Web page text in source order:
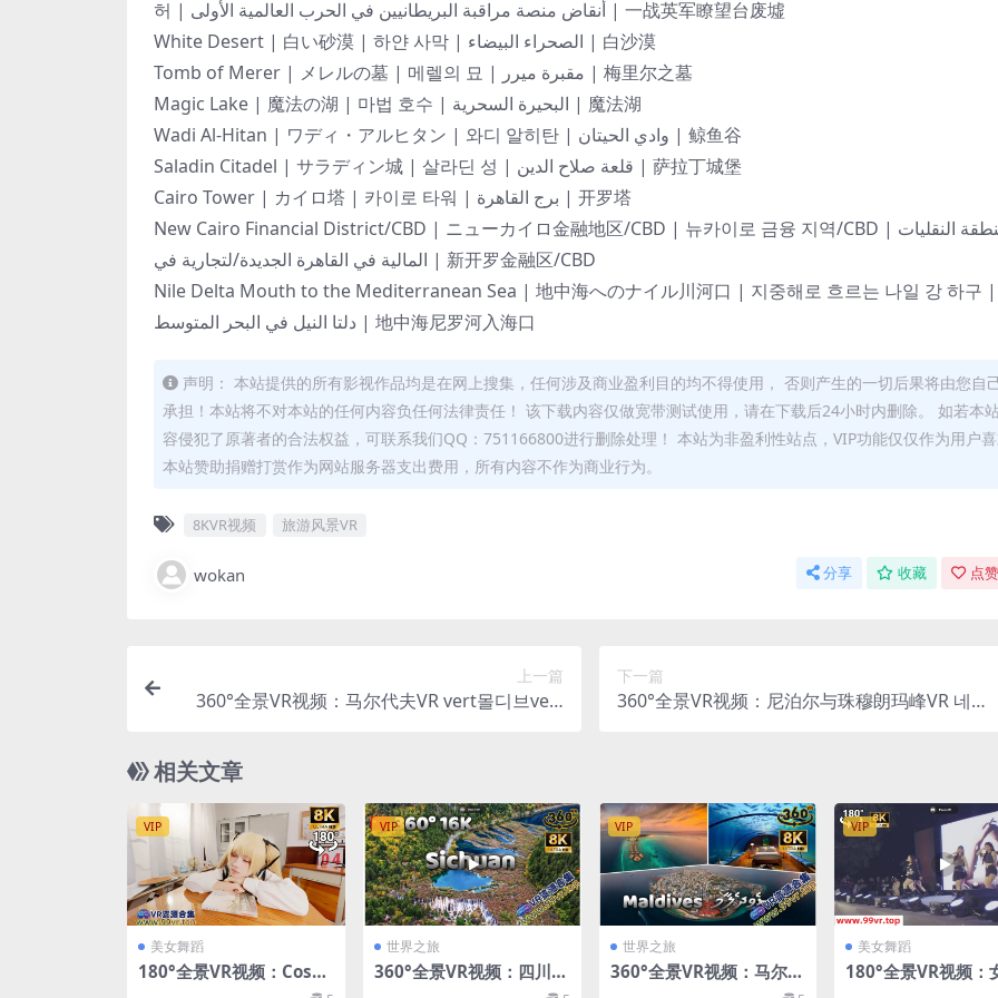
허 | أنقاض منصة مراقبة البريطانيين في الحرب العالمية الأولى | 一战英军瞭望台废墟
White Desert | 白い砂漠 | 하얀 사막 | الصحراء البيضاء | 白沙漠
Tomb of Merer | メレルの墓 | 메렐의 묘 | مقبرة ميرر | 梅里尔之墓
Magic Lake | 魔法の湖 | 마법 호수 | البحيرة السحرية | 魔法湖
Wadi Al-Hitan | ワディ・アルヒタン | 와디 알히탄 | وادي الحيتان | 鲸鱼谷
Saladin Citadel | サラディン城 | 살라딘 성 | قلعة صلاح الدين | 萨拉丁城堡
Cairo Tower | カイロ塔 | 카이로 타워 | برج القاهرة | 开罗塔
New Cairo Financial District/CBD | ニューカイロ金融地区/CBD | 뉴카이로 금융 지역/CBD | منطقة النقليات
المالية في القاهرة الجديدة/لتجارية في | 新开罗金融区/CBD
Nile Delta Mouth to the Mediterranean Sea | 地中海へのナイル川河口 | 지중해로 흐르는 나일 강 하구 | فم
دلتا النيل في البحر المتوسط | 地中海尼罗河入海口
声明： 本站提供的所有影视作品均是在网上搜集，任何涉及商业盈利目的均不得使用， 否则产生的一切后果将由您自
承担！本站将不对本站的任何内容负任何法律责任！ 该下载内容仅做宽带测试使用，请在下载后24小时内删除。 如若本
容侵犯了原著者的合法权益，可联系我们QQ：751166800进行删除处理！ 本站为非盈利性站点，VIP功能仅仅作为用户
本站赞助捐赠打赏作为网站服务器支出费用，所有内容不作为商业行为。
8KVR视频 旅游风景VR
wokan 分享 收藏 点
上一篇
360°全景VR视频：马尔代夫VR vert몰디브vert
下一篇
360°全景VR视频：尼泊尔与珠穆朗玛峰VR 네팔
相关文章
VIP
美女舞蹈
180°全景VR视频：Cospl
ayVR英梨梨 二次元动漫
VIP
世界之旅
360°全景VR视频：四川V
R Sichuanvert四川vert
VIP
世界之旅
360°全景VR视频：马尔代
夫VR vert몰디브vertモ
VIP
美女舞蹈
180°全景VR视频：
生齐舞表演 VR大学